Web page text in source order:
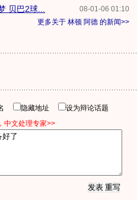
08-01-06 01:10
贝巴2球...
更多关于 林顿 阿德 的新闻>>
隐藏地址
设为辩论话题
中文处理专家>>